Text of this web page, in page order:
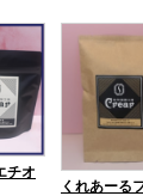
チオ
くれあーる